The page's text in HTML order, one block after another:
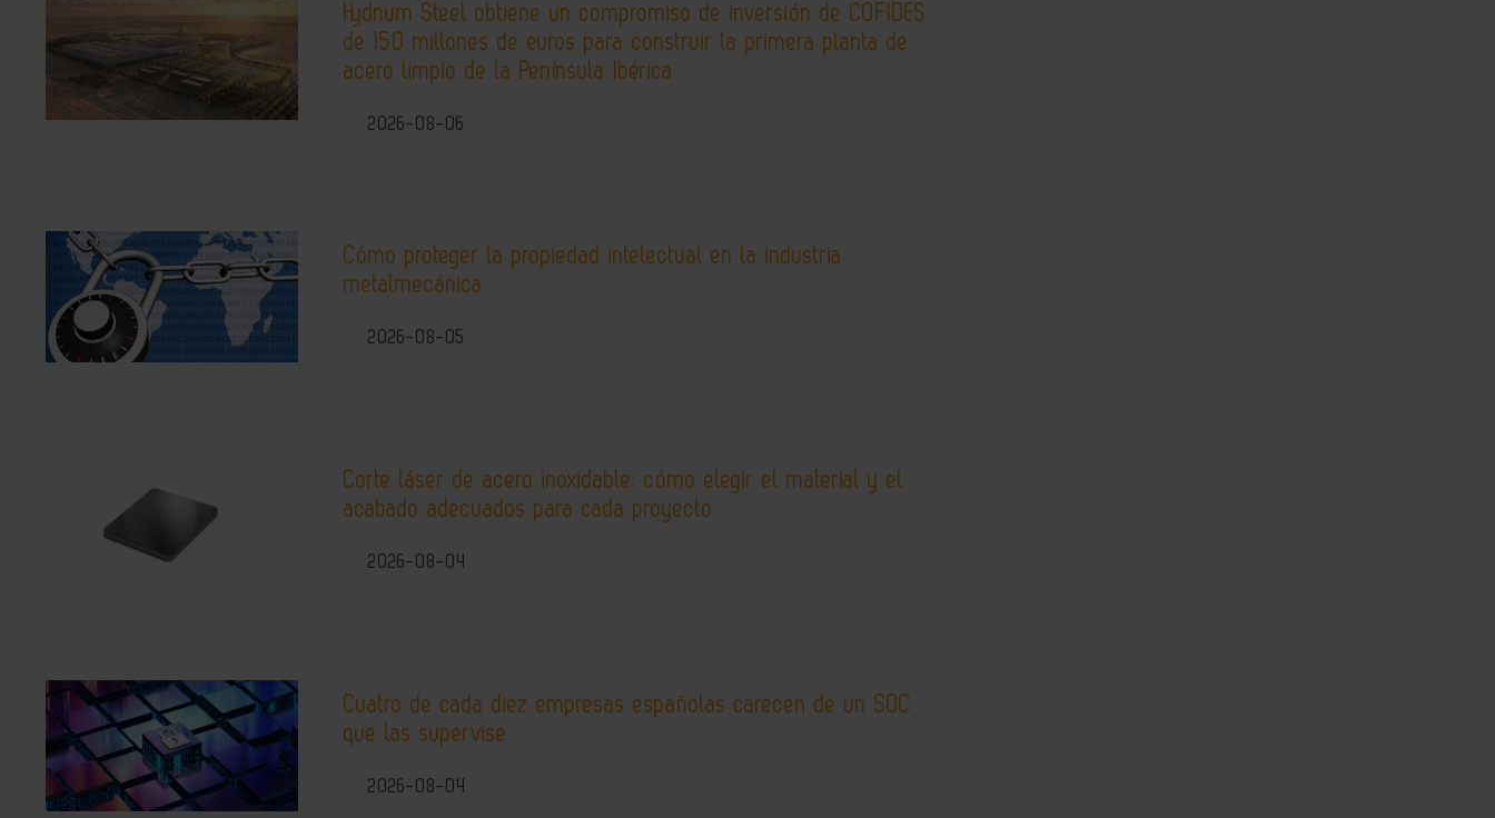
Hydnum Steel obtiene un compromiso de inversión de COFIDES
de 150 millones de euros para construir la primera planta de
acero limpio de la Península Ibérica
2026-08-06
Cómo proteger la propiedad intelectual en la industria
metalmecánica
2026-08-05
Corte láser de acero inoxidable: cómo elegir el material y el
acabado adecuados para cada proyecto
2026-08-04
Cuatro de cada diez empresas españolas carecen de un SOC
que las supervise
2026-08-04